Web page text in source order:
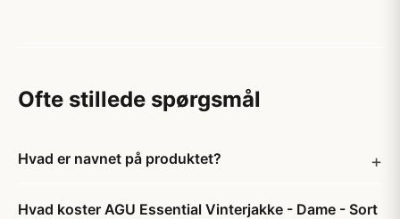
Ofte stillede spørgsmål
Hvad er navnet på produktet?
Hvad koster AGU Essential Vinterjakke - Dame - Sort